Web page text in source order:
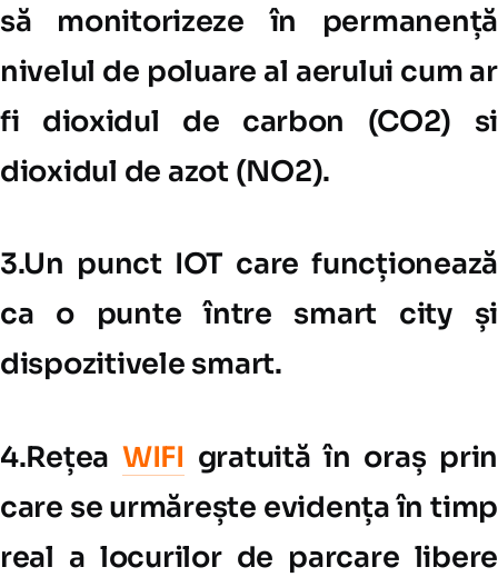
să monitorizeze în permanență
nivelul de poluare al aerului cum ar
fi dioxidul de carbon (CO2) si
dioxidul de azot (NO2).
3.Un punct IOT care funcționează
ca o punte între smart city și
dispozitivele smart.
4.Rețea WIFI gratuită în oraș prin
care se urmărește evidența în timp
real a locurilor de parcare libere